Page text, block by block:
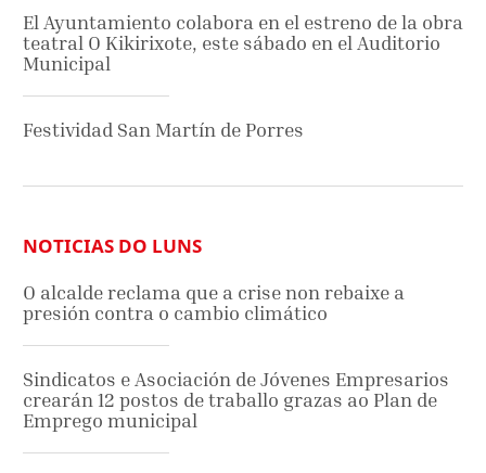
El Ayuntamiento colabora en el estreno de la obra
teatral O Kikirixote, este sábado en el Auditorio
Municipal
Festividad San Martín de Porres
NOTICIAS DO LUNS
O alcalde reclama que a crise non rebaixe a
presión contra o cambio climático
Sindicatos e Asociación de Jóvenes Empresarios
crearán 12 postos de traballo grazas ao Plan de
Emprego municipal